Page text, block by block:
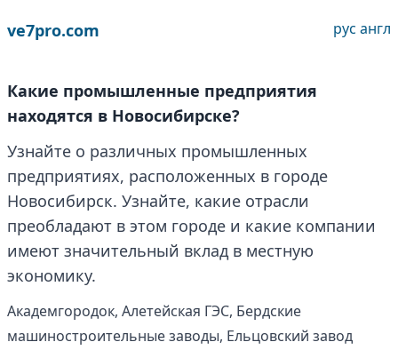
ve7pro.com рус англ
Какие промышленные предприятия
находятся в Новосибирске?
Узнайте о различных промышленных
предприятиях, расположенных в городе
Новосибирск. Узнайте, какие отрасли
преобладают в этом городе и какие компании
имеют значительный вклад в местную
экономику.
Академгородок, Алетейская ГЭС, Бердские
машиностроительные заводы, Ельцовский завод